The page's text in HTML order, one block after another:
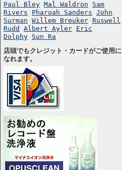
Paul Bley Mal Waldron
Sam
Rivers
Pharoah Sanders John
Surman Willem Breuker Ruswell
Rudd
Albert Ayler Eric
Dolphy Sun Ra
店頭でもクレジット・カードがご使用に
なれます。